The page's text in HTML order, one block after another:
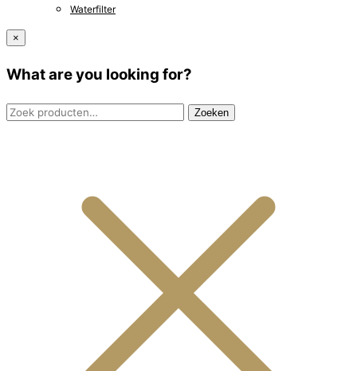
Waterfilter
×
What are you looking for?
Zoeken
Zoeken